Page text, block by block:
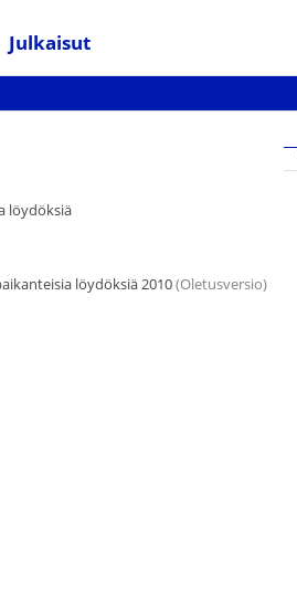
Julkaisut
löydöksiä
löydöksiä 2010(Oletusversio)